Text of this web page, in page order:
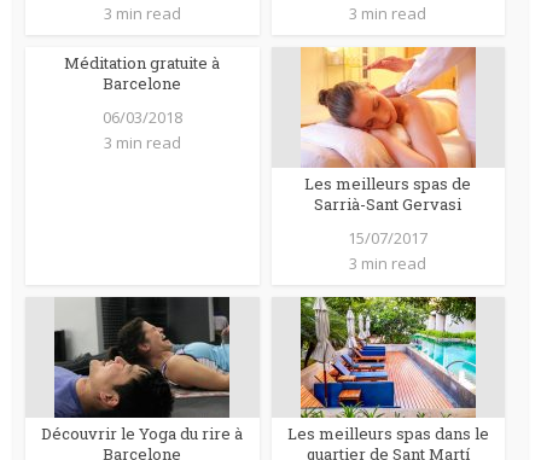
3 min read
3 min read
Méditation gratuite à
Barcelone
06/03/2018
3 min read
Les meilleurs spas de
Sarrià-Sant Gervasi
15/07/2017
3 min read
Découvrir le Yoga du rire à
Barcelone
Les meilleurs spas dans le
quartier de Sant Martí